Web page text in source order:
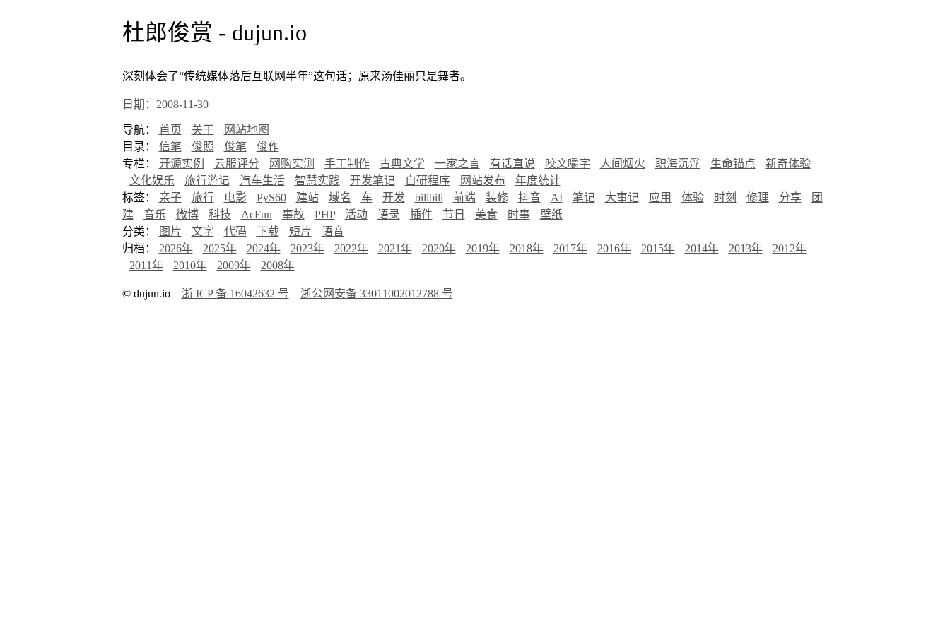
杜郎俊赏 - dujun.io
深刻体会了“传统媒体落后互联网半年”这句话；原来汤佳丽只是舞者。
日期：2008-11-30
导航： 首页 关于
网站地图
目录： 信笔 俊照 俊笔
俊作
专栏： 开源实例 云服评分 网购实测 手工制作 古典文学 一家之言 有话直说 咬文嚼字 人间烟火 职海沉浮 生命锚点
新奇体验
文化娱乐
旅行游记 汽车生活 智慧实践 开发笔记 自研程序 网站发布
年度统计
标签： 亲子 旅行 电影 PyS60 建站 域名 车 开发 bilibili 前端 装修 抖音 AI 笔记 大事记 应用 体验 时刻 修理 分享
团
建
音乐 微博 科技 AcFun 事故 PHP 活动 语录 插件 节日 美食 时事
壁纸
分类：
图片 文字 代码 下载 短片
语音
归档： 2026年 2025年 2024年 2023年 2022年 2021年 2020年 2019年 2018年 2017年 2016年 2015年 2014年 2013年
2012年
2011年
2010年 2009年 2008年
© dujun.io 浙 ICP 备 16042632 号 浙公网安备 33011002012788 号